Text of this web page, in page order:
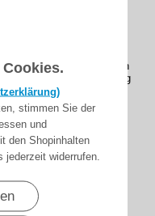
stimmen Sie der
und
den Shopinhalten
widerrufen.
manueller
Astrofunktion
automatisch an
Neben Automatik stehen
bis 15 Min.) zur Verfügung
reagieren die
Dämmerungssensor.
STOP/AB) und einen
und